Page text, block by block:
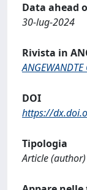
Data ahead
30-lug-2024
Rivista in
DOI
https://
Tipologia
Article (author)